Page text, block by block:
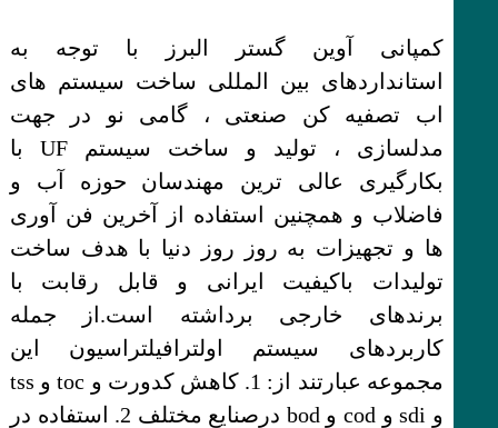
کمپانی آوین گستر البرز با توجه به
استانداردهای بین المللی ساخت سیستم های
اب تصفیه کن صنعتی ، گامی نو در جهت
مدلسازی ، تولید و ساخت سیستم UF با
بکارگیری عالی ترین مهندسان حوزه آب و
فاضلاب و همچنین استفاده از آخرین فن آوری
ها و تجهیزات به‌ روز روز دنیا با هدف ساخت
تولیدات باکیفیت ایرانی و قابل رقابت با
برندهای خارجی برداشته است.از جمله
کاربردهای سیستم اولترافیلتراسیون این
مجموعه عبارتند از: 1. کاهش کدورت و toc و tss
و sdi و cod و bod درصنایع مختلف 2. استفاده در